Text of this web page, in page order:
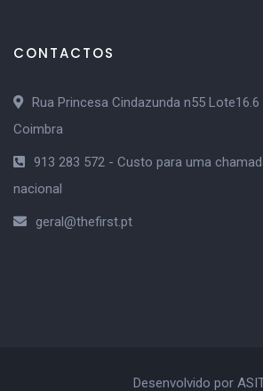
CONTACTOS
Rua Princesa Cindazunda n55
Coimbra
913 283 572 - Custo para uma
nacional
geral@thefirst.pt
Desenvolvido por